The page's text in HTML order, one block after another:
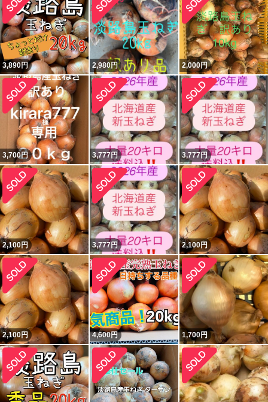
3,890円 2,980円 2,000円
3,700円 3,777円 3,777円
2,100円 3,777円 2,100円
2,100円 4,600円 1,700円